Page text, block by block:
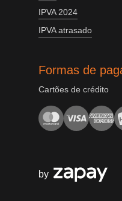
IPVA 2024
IPVA atrasado
Formas de
Cartões de crédito
by